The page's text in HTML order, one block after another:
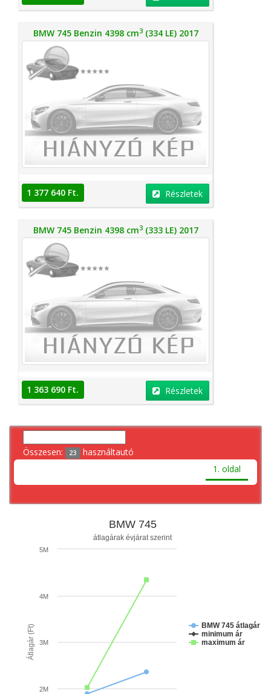
BMW 745 Benzin 4398 cm3(334 LE) 2017
1 377 640 Ft. Részletek
BMW 745 Benzin 4398 cm3(333 LE) 2017
1 363 690 Ft. Részletek
Összesen: 23 használtautó
1. oldal
Átlagár (Ft)
BMW 745
átlagárak évjárat szerint
BMW 745 átlagár
minimum ár
maximum ár
2M
3M
4M
5M